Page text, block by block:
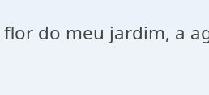
do meu jardim, a